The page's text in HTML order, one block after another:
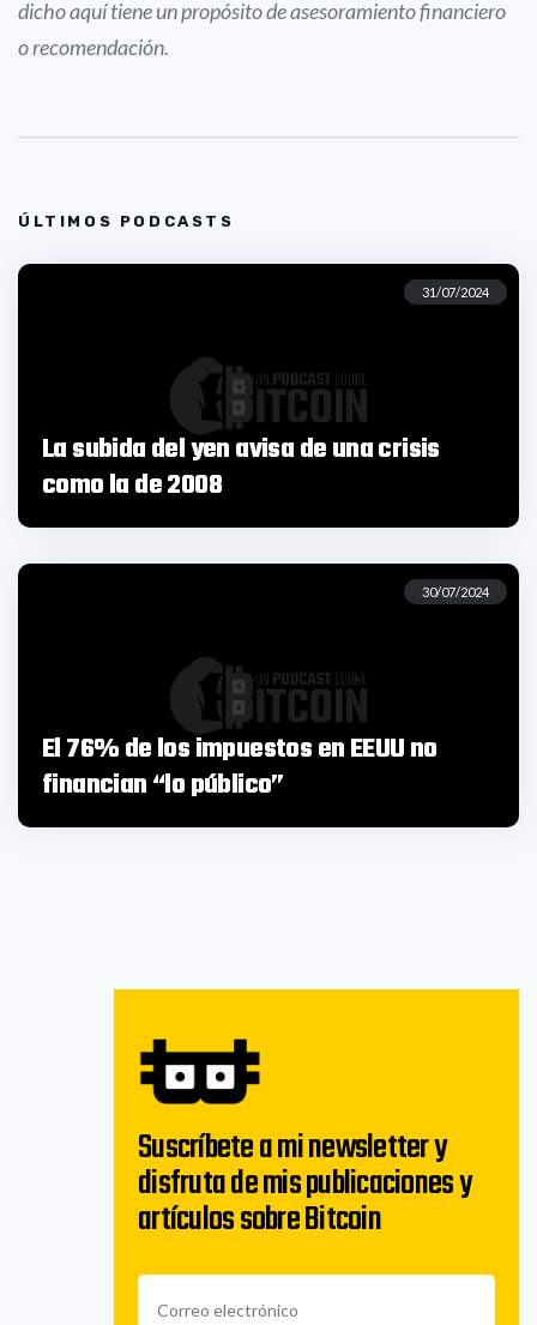
dicho aquí tiene un propósito de asesoramiento financiero
o recomendación.
ÚLTIMOS PODCASTS
31/07/2024
La subida del yen avisa de una crisis
como la de 2008
30/07/2024
El 76% de los impuestos en EEUU no
financian “lo público”
Suscríbete a mi newsletter y
disfruta de mis publicaciones y
artículos sobre Bitcoin